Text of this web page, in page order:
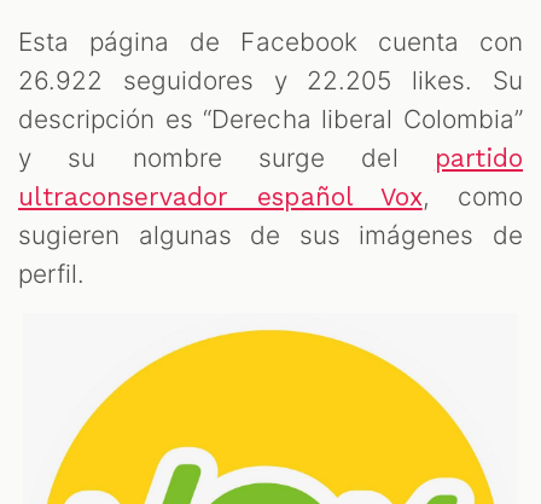
Esta página de Facebook cuenta con
26.922 seguidores y 22.205 likes. Su
descripción es “Derecha liberal Colombia”
y su nombre surge del
partido
ultraconservador español Vox, como
sugieren algunas de sus imágenes de
perfil.